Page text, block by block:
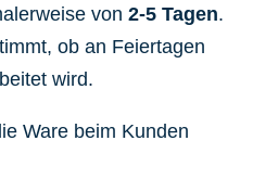
von 2-5 Tagen.
ob an Feiertagen
wird.
Ware beim Kunden